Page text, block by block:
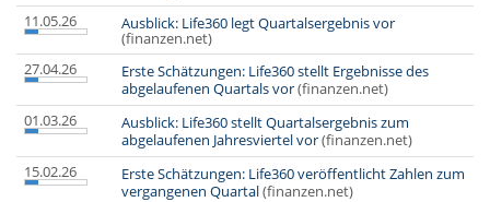
11.05.26
Ausblick: Life360 legt Quartalsergebnis vor
(finanzen.net)
27.04.26
Erste Schätzungen: Life360 stellt Ergebnisse des
abgelaufenen Quartals vor(finanzen.net)
01.03.26
Ausblick: Life360 stellt Quartalsergebnis zum
abgelaufenen Jahresviertel vor(finanzen.net)
15.02.26
Erste Schätzungen: Life360 veröffentlicht Zahlen zum
vergangenen Quartal(finanzen.net)